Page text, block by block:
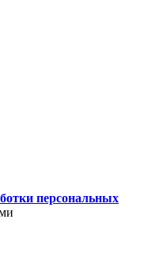
персональных